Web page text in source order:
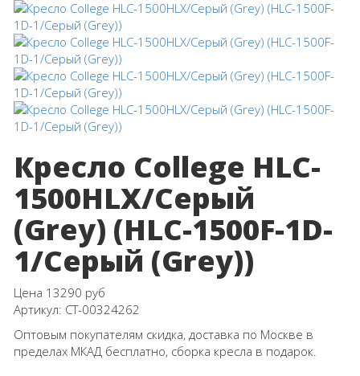
Кресло College HLC-
1500HLX/Серый
(Grey) (HLC-1500F-1D-
1/Серый (Grey))
Цена 13290 руб
Артикул: СТ-00324262
Оптовым покупателям скидка, доставка по Москве в
пределах МКАД бесплатно, сборка кресла в подарок.